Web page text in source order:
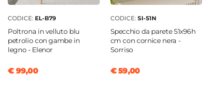
CODICE: EL-B79
Poltrona in velluto blu
petrolio con gambe in
legno - Elenor
€ 99,00
CODICE: SI-51N
Specchio da parete 51x96h
cm con cornice nera -
Sorriso
€ 59,00